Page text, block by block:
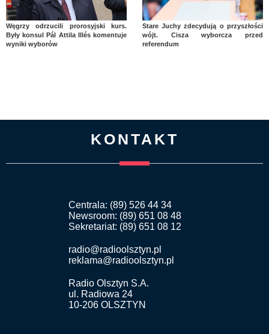
Węgrzy odrzucili prorosyjski kurs.
Były konsul Pál Attila Illés komentuje
wyniki wyborów
Stare Juchy zdecydują o przyszłości
wójt. Cisza wyborcza przed
referendum
KONTAKT
Centrala: (89) 526 44 34
Newsroom: (89) 651 08 48
Sekretariat: (89) 651 08 12
radio@radioolsztyn.pl
reklama@radioolsztyn.pl
Radio Olsztyn S.A.
ul. Radiowa 24
10-206 OLSZTYN